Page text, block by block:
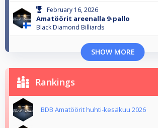
February 16, 2026
Amatöörit areenalla 9-pallo
Black Diamond Billiards
SHOW MORE
Rankings
BDB Amatöörit huhti-kesäkuu 2026